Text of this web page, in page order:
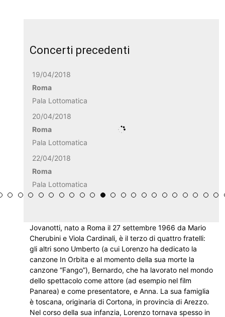
Concerti precedenti
19/04/2018
Roma
Pala Lottomatica
20/04/2018
Roma
Pala Lottomatica
22/04/2018
Roma
Pala Lottomatica
Jovanotti, nato a Roma il 27 settembre 1966 da Mario
Cherubini e Viola Cardinali, è il terzo di quattro fratelli:
gli altri sono Umberto (a cui Lorenzo ha dedicato la
canzone In Orbita e al momento della sua morte la
canzone “Fango”), Bernardo, che ha lavorato nel mondo
dello spettacolo come attore (ad esempio nel film
Panarea) e come presentatore, e Anna. La sua famiglia
è toscana, originaria di Cortona, in provincia di Arezzo.
Nel corso della sua infanzia, Lorenzo tornava spesso in